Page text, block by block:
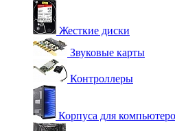
Жесткие диски
Звуковые карты
Контроллеры
Корпуса для